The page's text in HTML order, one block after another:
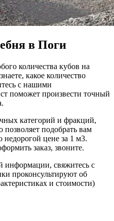
в Поги
количества кубов на
какое количество
с нашими
поможет произвести точный
категорий и фракций,
позволяет подобрать вам
цене за 1 м3.
заказ, звоните.
информации, свяжитесь с
проконсультируют об
и стоимости)